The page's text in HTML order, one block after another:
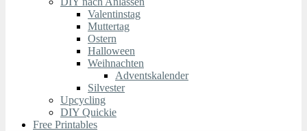
Valentinstag
Muttertag
Ostern
Halloween
Weihnachten
Adventskalender
Silvester
Upcycling
DIY Quickie
Free Printables